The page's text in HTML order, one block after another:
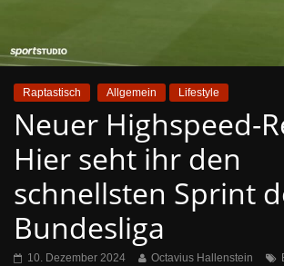
Raptastisch Allgemein Lifestyle
Neuer Highspeed-
Hier seht ihr den
schnellsten Sprint
Bundesliga
10. Dezember 2024 Octavius Hallenstein